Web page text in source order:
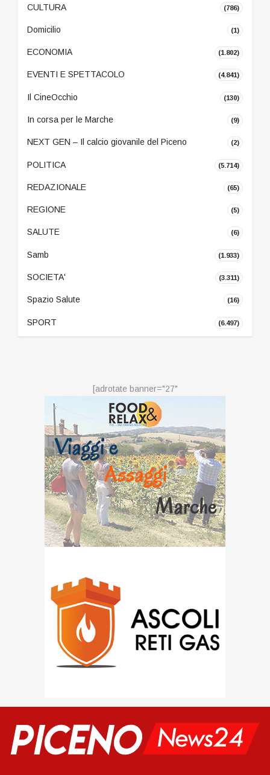
CULTURA (786)
Domicilio (1)
ECONOMIA (1.802)
EVENTI E SPETTACOLO (4.841)
Il CineOcchio (130)
In corsa per le Marche (9)
NEXT GEN – Il calcio giovanile del Piceno (2)
POLITICA (5.714)
REDAZIONALE (65)
REGIONE (5)
SALUTE (6)
Samb (1.933)
SOCIETA' (3.311)
Spazio Salute (16)
SPORT (6.497)
[adrotate banner="27"